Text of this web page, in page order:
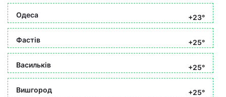
Одеса +23°
Фастів +25°
Васильків +25°
Вишгород +25°